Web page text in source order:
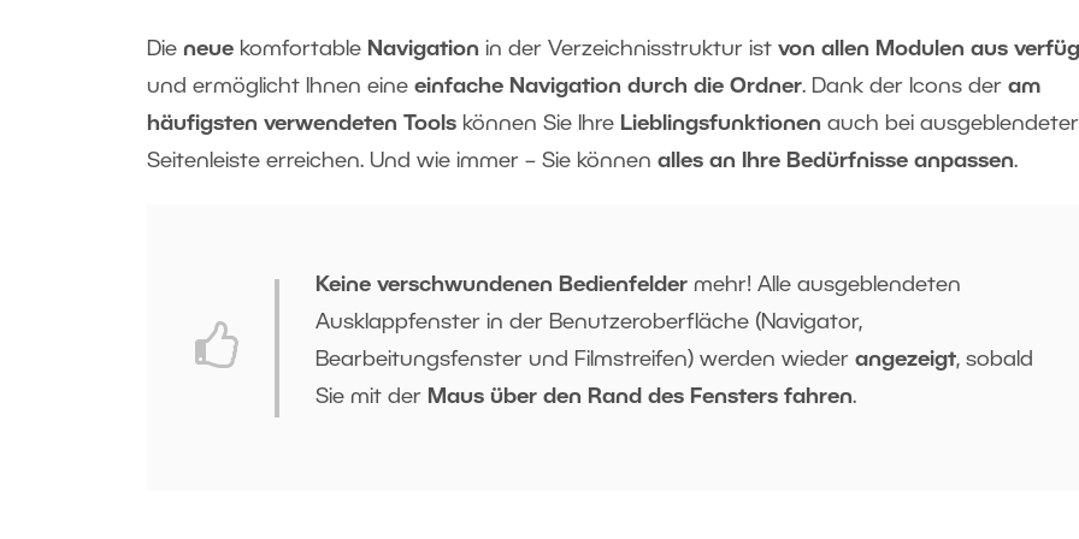
Die neue komfortable Navigation in der Verzeichnisstruktur ist von allen Modulen aus
und ermöglicht Ihnen eine einfache Navigation durch die Ordner. Dank der Icons der am
häufigsten verwendeten Tools können Sie Ihre Lieblingsfunktionen auch bei ausgeblendeter
Seitenleiste erreichen. Und wie immer – Sie können alles an Ihre Bedürfnisse anpassen.
Keine verschwundenen Bedienfelder mehr! Alle ausgeblendeten
Ausklappfenster in der Benutzeroberfläche (Navigator,
Bearbeitungsfenster und Filmstreifen) werden wieder angezeigt, sobald
Sie mit der Maus über den Rand des Fensters fahren.